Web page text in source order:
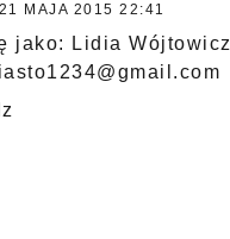
21 MAJA 2015 22:41
jako: Lidia Wójtowicz